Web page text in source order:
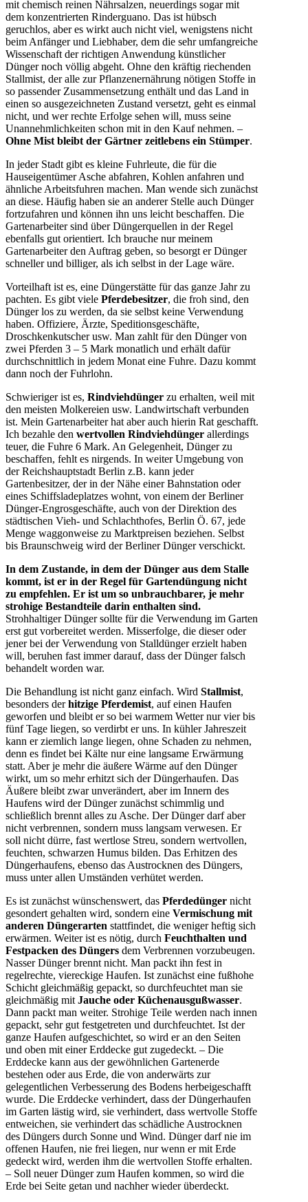
mit chemisch reinen Nährsalzen, neuerdings sogar mit
dem konzentrierten Rinderguano. Das ist hübsch
geruchlos, aber es wirkt auch nicht viel, wenigstens nicht
beim Anfänger und Liebhaber, dem die sehr umfangreiche
Wissenschaft der richtigen Anwendung künstlicher
Dünger noch völlig abgeht. Ohne den kräftig riechenden
Stallmist, der alle zur Pflanzenernährung nötigen Stoffe in
so passender Zusammensetzung enthält und das Land in
einen so ausgezeichneten Zustand versetzt, geht es einmal
nicht, und wer rechte Erfolge sehen will, muss seine
Unannehmlichkeiten schon mit in den Kauf nehmen. –
Ohne Mist bleibt der Gärtner zeitlebens ein Stümper.
In jeder Stadt gibt es kleine Fuhrleute, die für die
Hauseigentümer Asche abfahren, Kohlen anfahren und
ähnliche Arbeitsfuhren machen. Man wende sich zunächst
an diese. Häufig haben sie an anderer Stelle auch Dünger
fortzufahren und können ihn uns leicht beschaffen. Die
Gartenarbeiter sind über Düngerquellen in der Regel
ebenfalls gut orientiert. Ich brauche nur meinem
Gartenarbeiter den Auftrag geben, so besorgt er Dünger
schneller und billiger, als ich selbst in der Lage wäre.
Vorteilhaft ist es, eine Düngerstätte für das ganze Jahr zu
pachten. Es gibt viele Pferdebesitzer, die froh sind, den
Dünger los zu werden, da sie selbst keine Verwendung
haben. Offiziere, Ärzte, Speditionsgeschäfte,
Droschkenkutscher usw. Man zahlt für den Dünger von
zwei Pferden 3 – 5 Mark monatlich und erhält dafür
durchschnittlich in jedem Monat eine Fuhre. Dazu kommt
dann noch der Fuhrlohn.
Schwieriger ist es, Rindviehdünger zu erhalten, weil mit
den meisten Molkereien usw. Landwirtschaft verbunden
ist. Mein Gartenarbeiter hat aber auch hierin Rat geschafft.
Ich bezahle den wertvollen Rindviehdünger allerdings
teuer, die Fuhre 6 Mark. An Gelegenheit, Dünger zu
beschaffen, fehlt es nirgends. In weiter Umgebung von
der Reichshauptstadt Berlin z.B. kann jeder
Gartenbesitzer, der in der Nähe einer Bahnstation oder
eines Schiffsladeplatzes wohnt, von einem der Berliner
Dünger-Engrosgeschäfte, auch von der Direktion des
städtischen Vieh- und Schlachthofes, Berlin Ö. 67, jede
Menge waggonweise zu Marktpreisen beziehen. Selbst
bis Braunschweig wird der Berliner Dünger verschickt.
In dem Zustande, in dem der Dünger aus dem Stalle
kommt, ist er in der Regel für Gartendüngung nicht
zu empfehlen. Er ist um so unbrauchbarer, je mehr
strohige Bestandteile darin enthalten sind.
Strohhaltiger Dünger sollte für die Verwendung im Garten
erst gut vorbereitet werden. Misserfolge, die dieser oder
jener bei der Verwendung von Stalldünger erzielt haben
will, beruhen fast immer darauf, dass der Dünger falsch
behandelt worden war.
Die Behandlung ist nicht ganz einfach. Wird Stallmist,
besonders derhitzige Pferdemist, auf einen Haufen
geworfen und bleibt er so bei warmem Wetter nur vier bis
fünf Tage liegen, so verdirbt er uns. In kühler Jahreszeit
kann er ziemlich lange liegen, ohne Schaden zu nehmen,
denn es findet bei Kälte nur eine langsame Erwärmung
statt. Aber je mehr die äußere Wärme auf den Dünger
wirkt, um so mehr erhitzt sich der Düngerhaufen. Das
Äußere bleibt zwar unverändert, aber im Innern des
Haufens wird der Dünger zunächst schimmlig und
schließlich brennt alles zu Asche. Der Dünger darf aber
nicht verbrennen, sondern muss langsam verwesen. Er
soll nicht dürre, fast wertlose Streu, sondern wertvollen,
feuchten, schwarzen Humus bilden. Das Erhitzen des
Düngerhaufens, ebenso das Austrocknen des Düngers,
muss unter allen Umständen verhütet werden.
Es ist zunächst wünschenswert, das Pferdedünger nicht
gesondert gehalten wird, sondern eine Vermischung mit
anderen Düngerarten stattfindet, die weniger heftig sich
erwärmen. Weiter ist es nötig, durch Feuchthalten und
Festpacken des Düngers dem Verbrennen vorzubeugen.
Nasser Dünger brennt nicht. Man packt ihn fest in
regelrechte, viereckige Haufen. Ist zunächst eine fußhohe
Schicht gleichmäßig gepackt, so durchfeuchtet man sie
gleichmäßig mit Jauche oder Küchenausgußwasser.
Dann packt man weiter. Strohige Teile werden nach innen
gepackt, sehr gut festgetreten und durchfeuchtet. Ist der
ganze Haufen aufgeschichtet, so wird er an den Seiten
und oben mit einer Erddecke gut zugedeckt. – Die
Erddecke kann aus der gewöhnlichen Gartenerde
bestehen oder aus Erde, die von anderwärts zur
gelegentlichen Verbesserung des Bodens herbeigeschafft
wurde. Die Erddecke verhindert, dass der Düngerhaufen
im Garten lästig wird, sie verhindert, dass wertvolle Stoffe
entweichen, sie verhindert das schädliche Austrocknen
des Düngers durch Sonne und Wind. Dünger darf nie im
offenen Haufen, nie frei liegen, nur wenn er mit Erde
gedeckt wird, werden ihm die wertvollen Stoffe erhalten.
– Soll neuer Dünger zum Haufen kommen, so wird die
Erde bei Seite getan und nachher wieder überdeckt.